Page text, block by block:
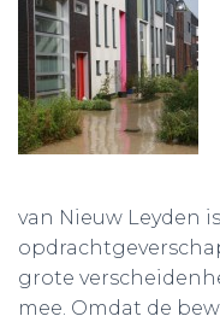
van Nieuw Leyden
grote
mee. Omdat de